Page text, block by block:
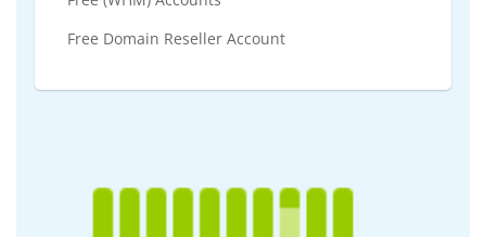
Free Domain Reseller Account